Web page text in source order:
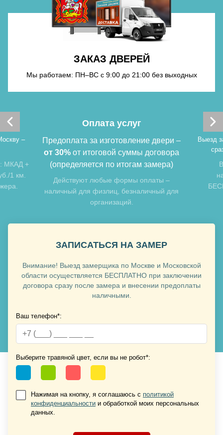
Хочу такую
ЗАКАЗ ДВЕРЕЙ
Мы работаем: ПН–ВС с 9:00 до 21:00 без выходных
–
МКАД +
1 км.
Оплата услуг
Предоплата за изготовление двери –
от 30% от итоговой суммы договора
(определяется по итогам замера)
Действуют любые формы оплаты –
наличный для физлиц, безналичный для
организаций.
Выезд
ЗАПИСАТЬСЯ НА ЗАМЕР
Внимание! Выезд замерщика по Москве и Московской
области осуществляется БЕСПЛАТНО при заключении
договора сразу после замера и внесении предоплаты
наличными.
Ваш телефон*:
Выберите травяной цвет, если вы не робот*:
Нажимая на кнопку, я соглашаюсь с политикой
конфиденциальности и обработкой моих персональных
данных.